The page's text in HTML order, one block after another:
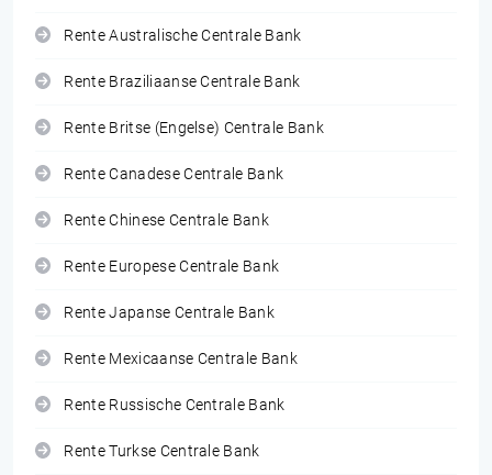
Rente Australische Centrale Bank
Rente Braziliaanse Centrale Bank
Rente Britse (Engelse) Centrale Bank
Rente Canadese Centrale Bank
Rente Chinese Centrale Bank
Rente Europese Centrale Bank
Rente Japanse Centrale Bank
Rente Mexicaanse Centrale Bank
Rente Russische Centrale Bank
Rente Turkse Centrale Bank